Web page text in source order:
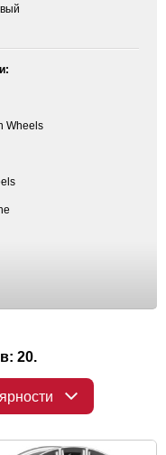
Wheels
20.